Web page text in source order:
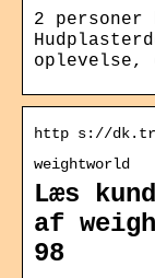
2 personer
oplevelse,
http s://
weightworld
Læs
af
98